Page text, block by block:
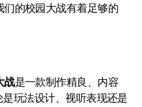
的校园大战有着足够的
战是一款制作精良、内容
玩法设计、视听表现还是